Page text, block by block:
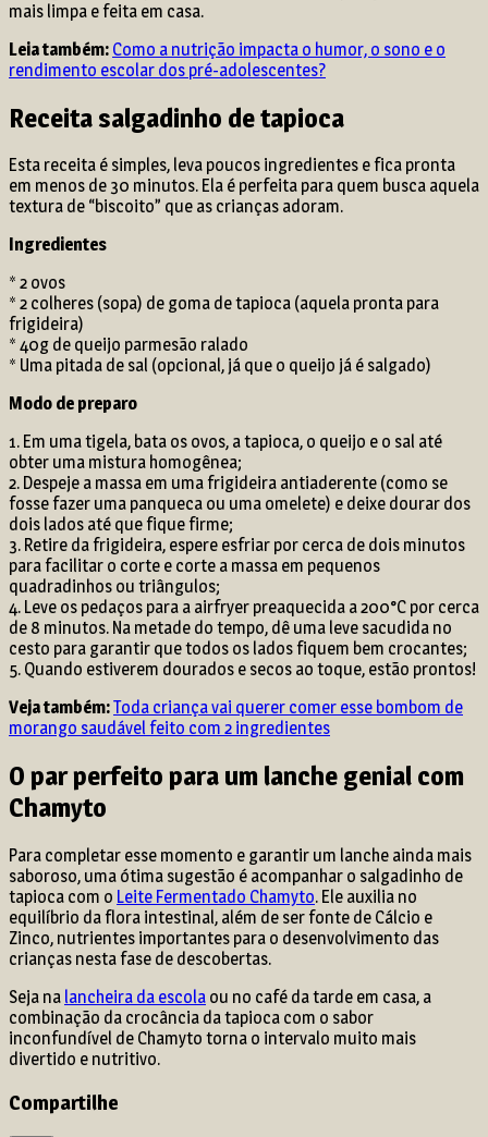
mais limpa e feita em casa.
Leia também: Como a nutrição impacta o humor, o sono e o
rendimento escolar dos pré-adolescentes?
Receita salgadinho de tapioca
Esta receita é simples, leva poucos ingredientes e fica pronta
em menos de 30 minutos. Ela é perfeita para quem busca aquela
textura de “biscoito” que as crianças adoram.
Ingredientes
* 2 ovos
* 2 colheres (sopa) de goma de tapioca (aquela pronta para
frigideira)
* 40g de queijo parmesão ralado
* Uma pitada de sal (opcional, já que o queijo já é salgado)
Modo de preparo
1. Em uma tigela, bata os ovos, a tapioca, o queijo e o sal até
obter uma mistura homogênea;
2. Despeje a massa em uma frigideira antiaderente (como se
fosse fazer uma panqueca ou uma omelete) e deixe dourar dos
dois lados até que fique firme;
3. Retire da frigideira, espere esfriar por cerca de dois minutos
para facilitar o corte e corte a massa em pequenos
quadradinhos ou triângulos;
4. Leve os pedaços para a airfryer preaquecida a 200°C por cerca
de 8 minutos. Na metade do tempo, dê uma leve sacudida no
cesto para garantir que todos os lados fiquem bem crocantes;
5. Quando estiverem dourados e secos ao toque, estão prontos!
Veja também:Toda criança vai querer comer esse bombom de
morango saudável feito com 2 ingredientes
O par perfeito para um lanche genial com
Chamyto
Para completar esse momento e garantir um lanche ainda mais
saboroso, uma ótima sugestão é acompanhar o salgadinho de
tapioca com o Leite Fermentado Chamyto. Ele auxilia no
equilíbrio da flora intestinal, além de ser fonte de Cálcio e
Zinco, nutrientes importantes para o desenvolvimento das
crianças nesta fase de descobertas.
Seja na lancheira da escola ou no café da tarde em casa, a
combinação da crocância da tapioca com o sabor
inconfundível de Chamyto torna o intervalo muito mais
divertido e nutritivo.
Compartilhe